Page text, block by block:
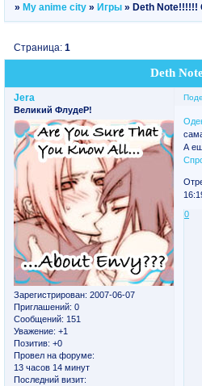
»My anime city »Игры »Deth Note!!!!!!
Deth
Страница:1
Jera
Великий ФлудеР!
Зарегистрирован: 2007-06-07
Приглашений: 0
Сообщений: 151
Уважение: +1
Позитив: +0
Провел на форуме:
13 часов 14 минут
Последний визит:
А
0